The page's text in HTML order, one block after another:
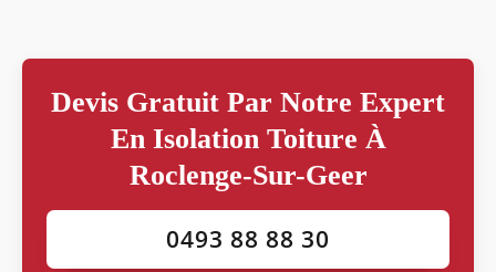
Devis Gratuit Par Notre Expert
En Isolation Toiture À
Roclenge-Sur-Geer
0493 88 88 30